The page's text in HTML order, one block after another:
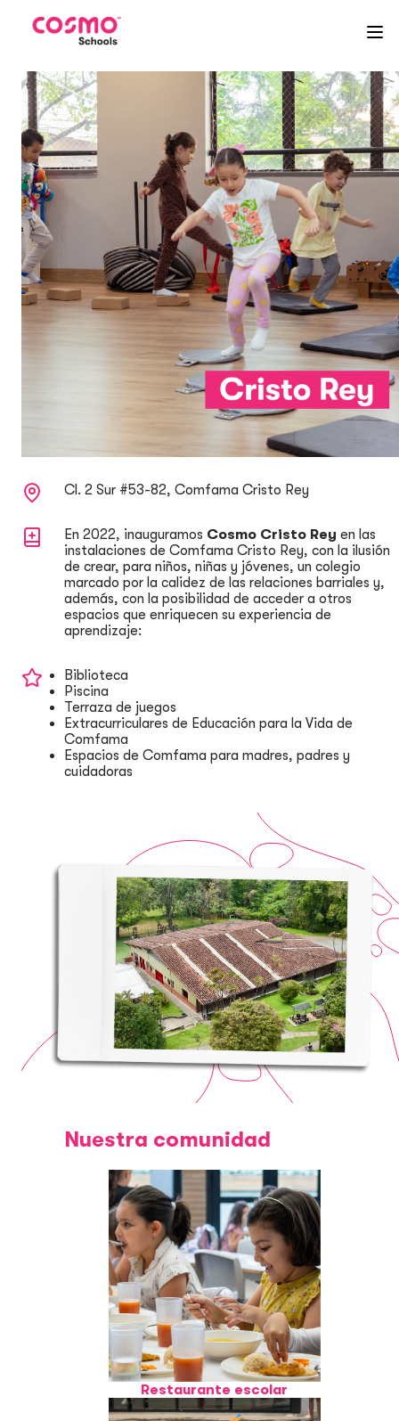
Cl. 2 Sur #53-82, Comfama Cristo Rey
En 2022, inauguramos Cosmo Cristo Rey en las
instalaciones de Comfama Cristo Rey, con la ilusión
de crear, para niños, niñas y jóvenes, un colegio
marcado por la calidez de las relaciones barriales y,
además, con la posibilidad de acceder a otros
espacios que enriquecen su experiencia de
aprendizaje:
Biblioteca
Piscina
Terraza de juegos
Extracurriculares de Educación para la Vida de
Comfama
Espacios de Comfama para madres, padres y
cuidadoras
Nuestra comunidad
Restaurante escolar